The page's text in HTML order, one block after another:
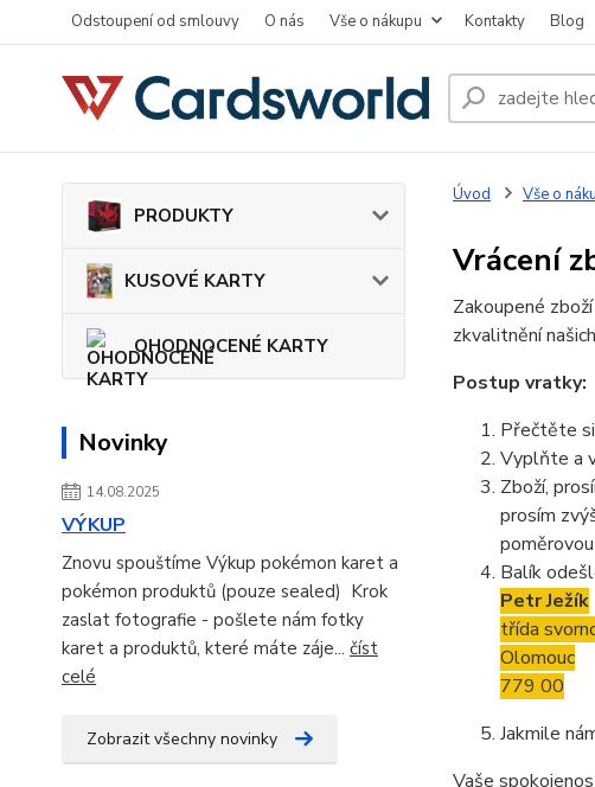
Odstoupení od smlouvy O nás Vše o nákupu Kontakty Blog
PRODUKTY
KUSOVÉ KARTY
OHODNOCENÉ KARTY
Novinky
14.08.2025
VÝKUP
Znovu spouštíme Výkup pokémon karet a
pokémon produktů (pouze sealed) Krok
zaslat fotografie - pošlete nám fotky
karet a produktů, které máte záje... číst
celé
Zobrazit všechny novinky
Úvod Vše o
Vrácení
Zakoupené
zkvalitnění
Postup vratky:
Přečtěte si
Vyplňte a
Zboží,
prosím
Balík
Petr Ježík
třída
Olomouc
779 00
Jakmile
Vaše